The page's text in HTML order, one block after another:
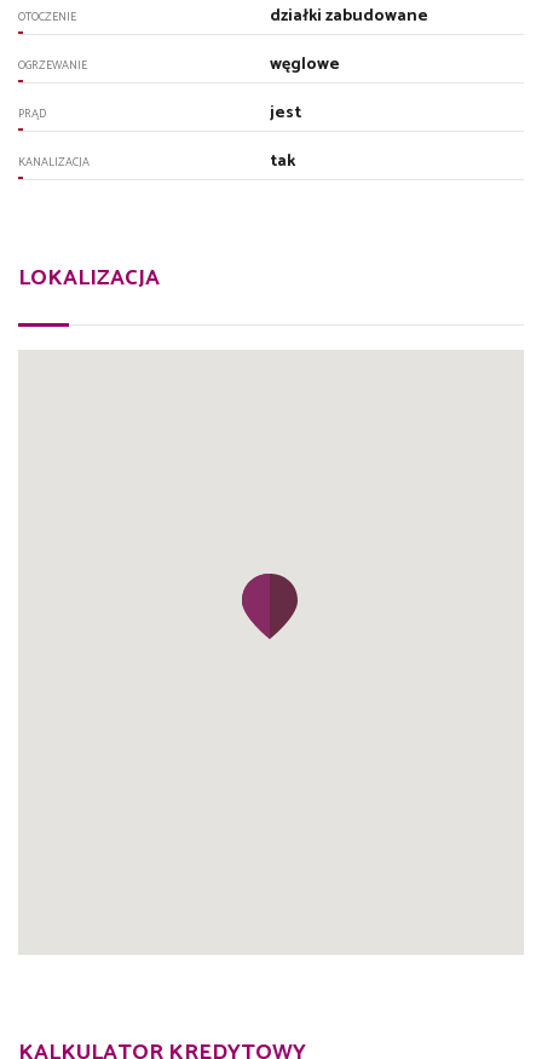
OTOCZENIE działki zabudowane
OGRZEWANIE węglowe
PRĄD jest
KANALIZACJA tak
LOKALIZACJA